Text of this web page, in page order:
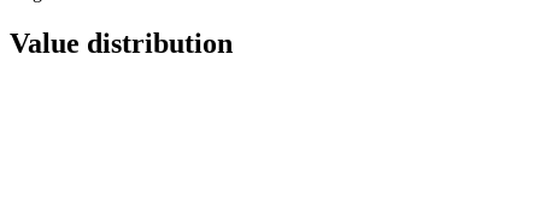
Value distribution